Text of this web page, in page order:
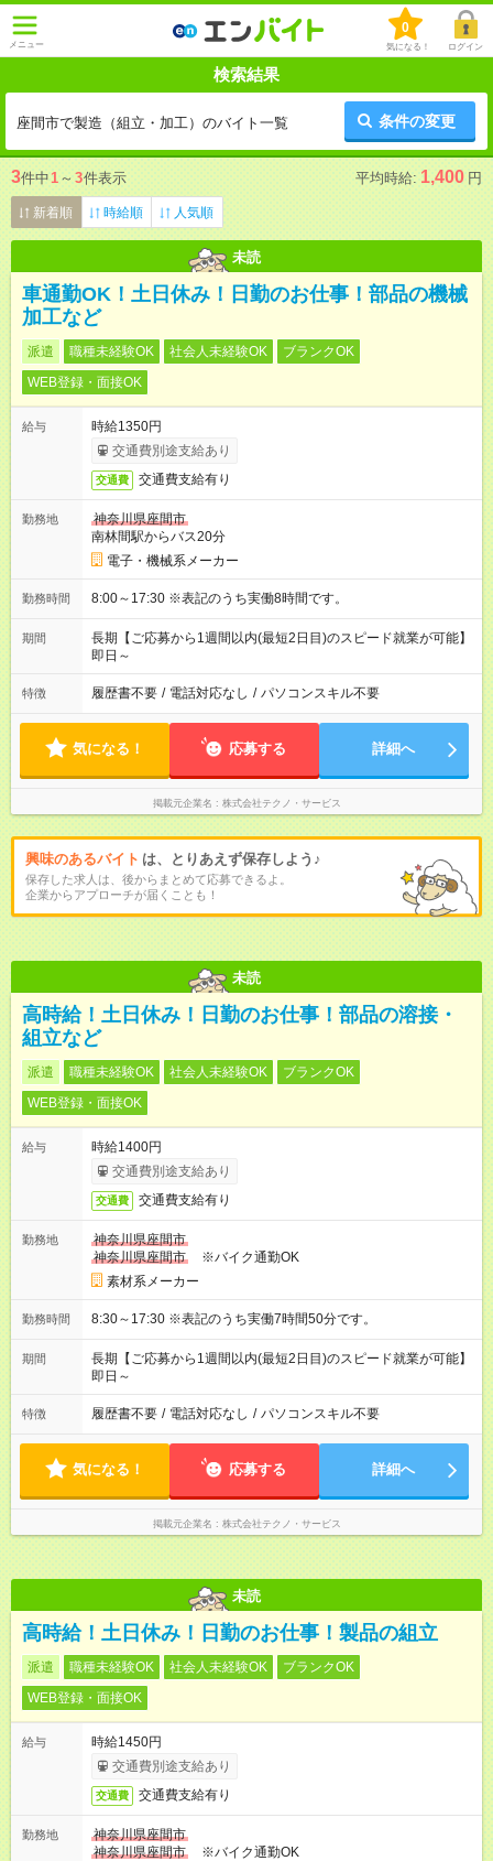
メニュー
0
気になる！ ログイン
検索結果
座間市で製造（組立・加工）のバイト一覧 条件の変更
3件中1 ～ 3件表示 平均時給: 1,400 円
新着順 時給順 人気順
未読
車通勤OK！土日休み！日勤のお仕事！部品の機械
加工など
派遣 職種未経験OK 社会人未経験OK
ブランクOK
WEB登録・面接OK
給与
時給1350円
交通費別途支給あり
交通費 交通費支給有り
勤務地
神奈川県座間市
南林間駅からバス20分
電子・機械系メーカー
勤務時間 8:00～17:30 ※表記のうち実働8時間です。
期間
長期【ご応募から1週間以内(最短2日目)のスピード就業が可能】
即日～
特徴 履歴書不要 / 電話対応なし / パソコンスキル不要
気になる！ 応募する 詳細へ
掲載元企業名 株式会社テクノ・サービス
興味のあるバイト は、とりあえず保存しよう♪
保存した求人は、後からまとめて応募できるよ。
企業からアプローチが届くことも！
未読
高時給！土日休み！日勤のお仕事！部品の溶接・
組立など
派遣 職種未経験OK 社会人未経験OK
ブランクOK
WEB登録・面接OK
給与
時給1400円
交通費別途支給あり
交通費 交通費支給有り
勤務地
神奈川県座間市
神奈川県座間市
※バイク通勤OK
素材系メーカー
勤務時間 8:30～17:30 ※表記のうち実働7時間50分です。
期間
長期【ご応募から1週間以内(最短2日目)のスピード就業が可能】
即日～
特徴 履歴書不要 / 電話対応なし / パソコンスキル不要
気になる！ 応募する 詳細へ
掲載元企業名 株式会社テクノ・サービス
未読
高時給！土日休み！日勤のお仕事！製品の組立
派遣 職種未経験OK 社会人未経験OK
ブランクOK
WEB登録・面接OK
給与
時給1450円
交通費別途支給あり
交通費 交通費支給有り
勤務地
神奈川県座間市
神奈川県座間市
※バイク通勤OK